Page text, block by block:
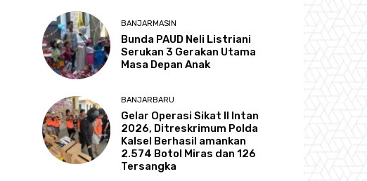
BANJARMASIN
Bunda PAUD Neli Listriani
Serukan 3 Gerakan Utama
Masa Depan Anak
BANJARBARU
Gelar Operasi Sikat II Intan
2026, Ditreskrimum Polda
Kalsel Berhasil amankan
2.574 Botol Miras dan 126
Tersangka